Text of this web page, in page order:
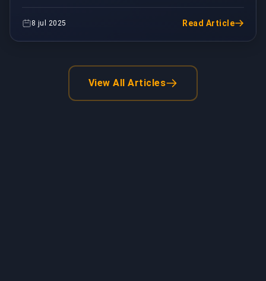
die het slagveld opnieuw vormgeeft met nieuwe
helde...
8 jul 2025 Read Article
View All Articles